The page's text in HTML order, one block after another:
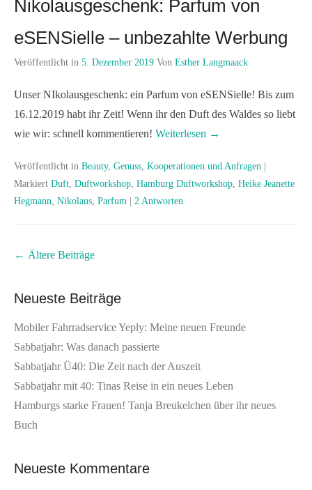
Nikolausgeschenk: Parfum von
eSENSielle – unbezahlte Werbung
Veröffentlicht in 5. Dezember 2019 Von Esther Langmaack
Unser NIkolausgeschenk: ein Parfum von eSENSielle! Bis zum
16.12.2019 habt ihr Zeit! Wenn ihr den Duft des Waldes so liebt
wie wir: schnell kommentieren! Weiterlesen →
Veröffentlicht in Beauty, Genuss Kooperationen und Anfragen
Markiert Duft Duftworkshop Hamburg Duftworkshop Heike Jeanette
Hegmann Nikolaus Parfum 2 Antworten
Beitrags
← Ältere Beiträge
Neueste Beiträge
Mobiler Fahrradservice Yeply: Meine neuen Freunde
Sabbatjahr: Was danach passierte
Sabbatjahr Ü40: Die Zeit nach der Auszeit
Sabbatjahr mit 40: Tinas Reise in ein neues Leben
Hamburgs starke Frauen! Tanja Breukelchen über ihr neues
Buch
Neueste Kommentare